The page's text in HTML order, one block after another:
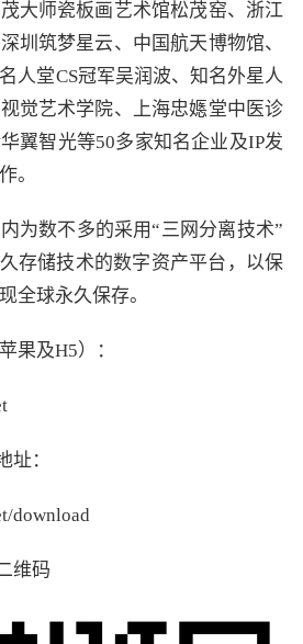
大师瓷板画艺术馆松茂窑、浙江
圳筑梦星云、中国航天博物馆、
人堂CS冠军吴润波、知名外星人
觉艺术学院、上海忠嫕堂中医诊
翼智光等50多家知名企业及IP发
。
为数不多的采用“三网分离技术”
存储技术的数字资产平台，以保
全球永久保存。
果及H5）：
址：
download
维码